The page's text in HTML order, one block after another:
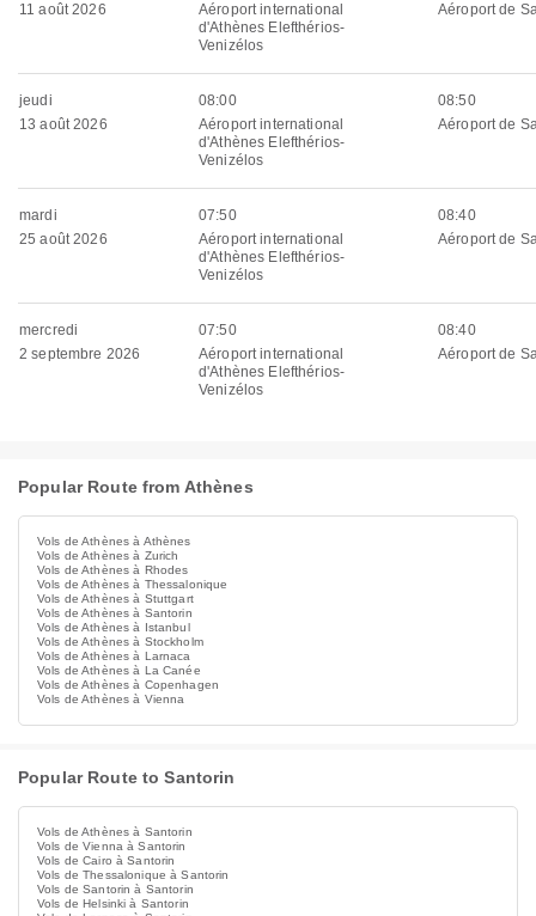
11 août 2026
Aéroport international
d'Athènes Elefthérios-
Venizélos
Aéroport de
jeudi
13 août 2026
08:00
Aéroport international
d'Athènes Elefthérios-
Venizélos
08:50
Aéroport de
mardi
25 août 2026
07:50
Aéroport international
d'Athènes Elefthérios-
Venizélos
08:40
Aéroport de
mercredi
2 septembre 2026
07:50
Aéroport international
d'Athènes Elefthérios-
Venizélos
08:40
Aéroport de
Popular Route from Athènes
Vols de Athènes à Athènes
Vols de Athènes à Zurich
Vols de Athènes à Rhodes
Vols de Athènes à Thessalonique
Vols de Athènes à Stuttgart
Vols de Athènes à Santorin
Vols de Athènes à Istanbul
Vols de Athènes à Stockholm
Vols de Athènes à Larnaca
Vols de Athènes à La Canée
Vols de Athènes à Copenhagen
Vols de Athènes à Vienna
Popular Route to Santorin
Vols de Athènes à Santorin
Vols de Vienna à Santorin
Vols de Cairo à Santorin
Vols de Thessalonique à Santorin
Vols de Santorin à Santorin
Vols de Helsinki à Santorin